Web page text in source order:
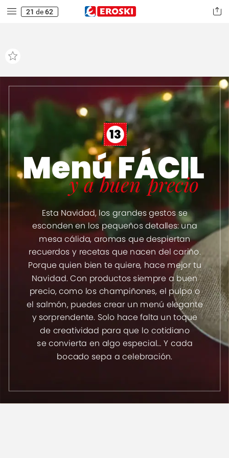
21 de62
Esta Navidad, los grandes gestos se
esconden en los pequeños detalles: una
mesa cálida, aromas que despiertan
recuerdos y recetas que nacen del cariño.
Porque quien bien te quiere, hace mejor tu
Navidad. Con productos siempre a buen
precio, como los champiñones, el pulpo o
el salmón, puedes crear un menú elegante
y sorprendente. Solo hace falta un toque
de creatividad para que lo cotidiano
se convierta en algo especial… Y cada
bocado sepa a celebración.
MenúFÁCIL
ya buen precio
13